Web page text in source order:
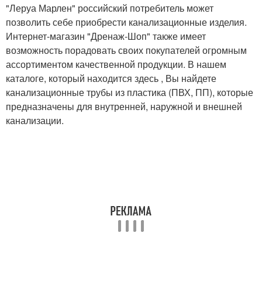
"Леруа Марлен" российский потребитель может
позволить себе приобрести канализационные изделия.
Интернет-магазин "Дренаж-Шоп" также имеет
возможность порадовать своих покупателей огромным
ассортиментом качественной продукции. В нашем
каталоге, который находится здесь , Вы найдете
канализационные трубы из пластика (ПВХ, ПП), которые
предназначены для внутренней, наружной и внешней
канализации.